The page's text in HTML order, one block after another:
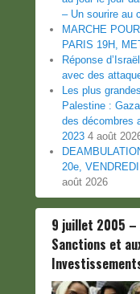
– Un sourire au
MARCHE
PARIS 19H,
Réponse
avec des
Les plus
Palestine :
des décombres
2023 4 août
20e,
août 2026
9 juillet 2005 –
Sanctions et